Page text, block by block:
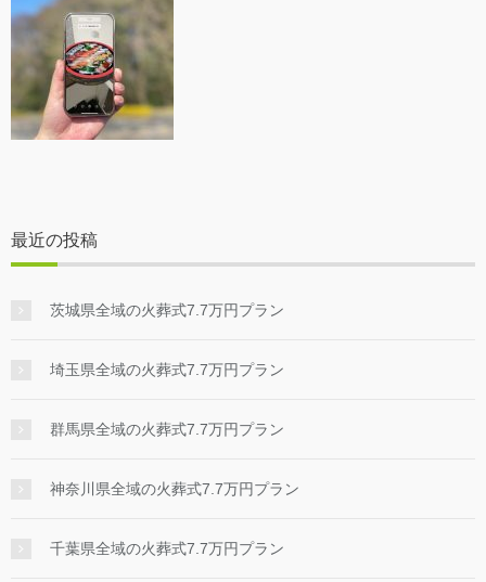
最近の投稿
茨城県全域の火葬式7.7万円プラン
埼玉県全域の火葬式7.7万円プラン
群馬県全域の火葬式7.7万円プラン
神奈川県全域の火葬式7.7万円プラン
千葉県全域の火葬式7.7万円プラン